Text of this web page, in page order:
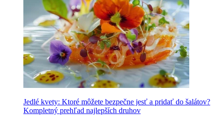
Jedlé kvety: Ktoré môžete bezpečne jesť a pridať do šalátov?
Kompletný prehľad najlepších druhov